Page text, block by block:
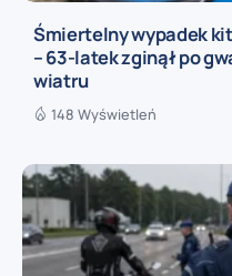
Śmiertelny wypadek
– 63-latek zginął po
wiatru
148 Wyświetleń